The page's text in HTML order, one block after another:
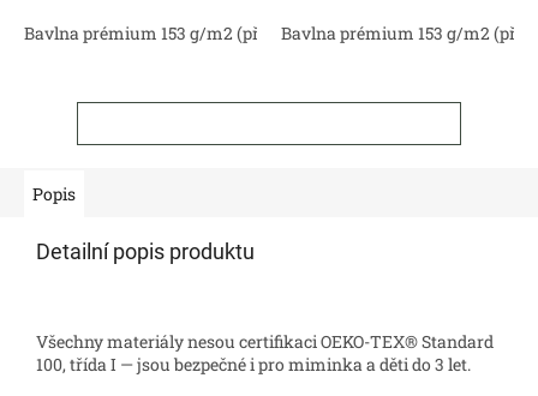
Bavlna prémium 153 g/m2 (přírodní) Bavlněný satén 130 g/
Bavlna prémium 153 g/m2
Popis
Detailní popis produktu
Všechny materiály nesou certifikaci OEKO-TEX® Standard
100, třída I — jsou bezpečné i pro miminka a děti do 3 let.